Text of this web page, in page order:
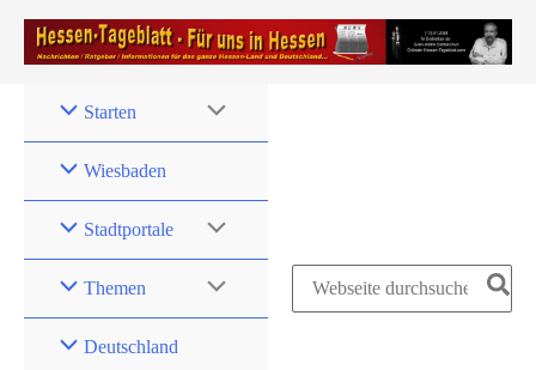
Zum
Inhalt
Starten
Wiesbaden
Stadtportale
Themen
Deutschland
Search